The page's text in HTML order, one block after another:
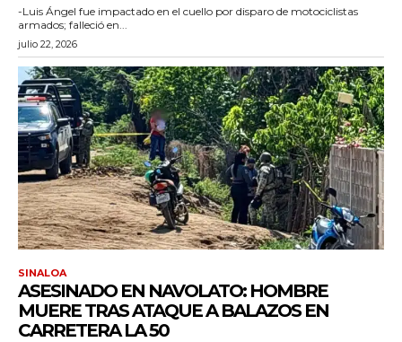
-Luis Ángel fue impactado en el cuello por disparo de motociclistas
armados; falleció en...
julio 22, 2026
SINALOA
ASESINADO EN NAVOLATO: HOMBRE
MUERE TRAS ATAQUE A BALAZOS EN
CARRETERA LA 50